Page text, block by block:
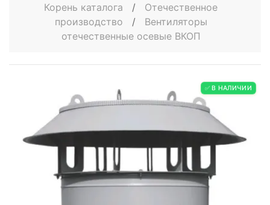
Корень каталога /
Отечественное
производство
/
Вентиляторы
отечественные осевые ВКОП
✅ В НАЛИЧИИ